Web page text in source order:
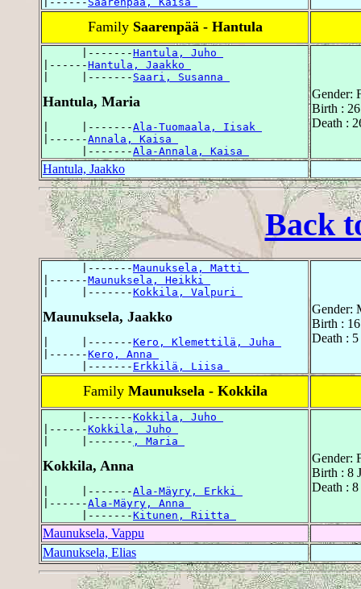
Family Saarenpää - Hantula
      |-------
Hantula, Juho
|------Hantula, Jaakko
|     |------- Saari, Susanna
Hantula, Maria
|     |-------Ala-Tuomaala, Iisak
|------Annala, Kaisa
      |-------
Ala-Annala, Kaisa
Gender:
Birth :
Death :
Hantula, Jaakko
Back
      |-------
Maunuksela, Matti
|------Maunuksela, Heikki
|     |-------Kokkila, Valpuri
Maunuksela, Jaakko
|     |-------Kero, Klemettilä, Juha
|------Kero, Anna
      |-------
Erkkilä, Liisa
Gender:
Birth :
Death :
Family Maunuksela - Kokkila
      |-------
Kokkila, Juho
|------Kokkila, Juho
|     |------- , Maria
Kokkila, Anna
|     |-------Ala-Mäyry, Erkki
|------Ala-Mäyry, Anna
      |-------
Kitunen, Riitta
Gender:
Birth : 8
Death :
Maunuksela, Vappu
Maunuksela, Elias